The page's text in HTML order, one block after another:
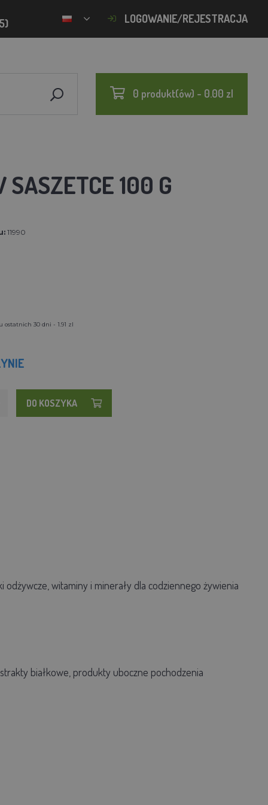
LOGOWANIE/REJESTRACJA
0 produkt(ów) - 0.00 zl
100 G
11990
ostatnich 30 dni - 1.91 zl
DO KOSZYKA
witaminy i minerały dla codziennego żywienia
białkowe, produkty uboczne pochodzenia